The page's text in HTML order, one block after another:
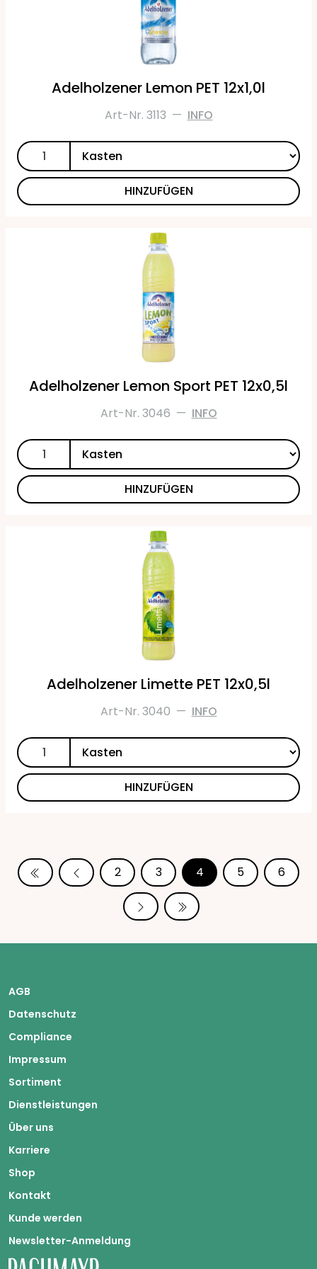
Adelholzener Lemon PET 12x1,0l
Art-Nr. 3113 — INFO
HINZUFÜGEN
Adelholzener Lemon Sport PET 12x0,5l
Art-Nr. 3046 — INFO
HINZUFÜGEN
Adelholzener Limette PET 12x0,5l
Art-Nr. 3040 — INFO
HINZUFÜGEN
2 3 4 5 6
AGB
Datenschutz
Compliance
Impressum
Sortiment
Dienstleistungen
Über uns
Karriere
Shop
Kontakt
Kunde werden
Newsletter-Anmeldung